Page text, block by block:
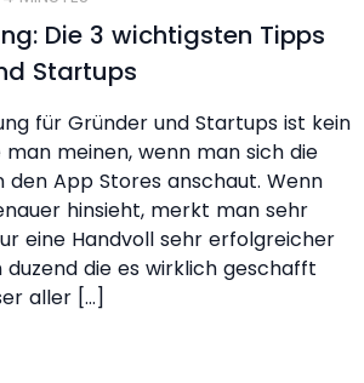
Die 3 wichtigsten Tipps
Startups
für Gründer und Startups ist kein
man meinen, wenn man sich die
den App Stores anschaut. Wenn
hinsieht, merkt man sehr
eine Handvoll sehr erfolgreicher
duzend die es wirklich geschafft
aller […]